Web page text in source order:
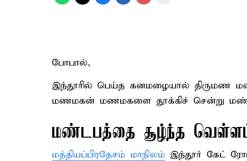
போபால்,
இந்தூரில் பெய்த கனமழையால் திருமண
மணமகன் மணமகளை தூக்கிச் சென்று
மண்டபத்தை சூழ்ந்த
மத்தியப்பிரதேசம் மாநிலம் இந்தூர் கேட்